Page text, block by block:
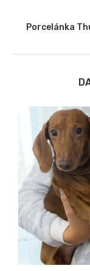
Porcelánka